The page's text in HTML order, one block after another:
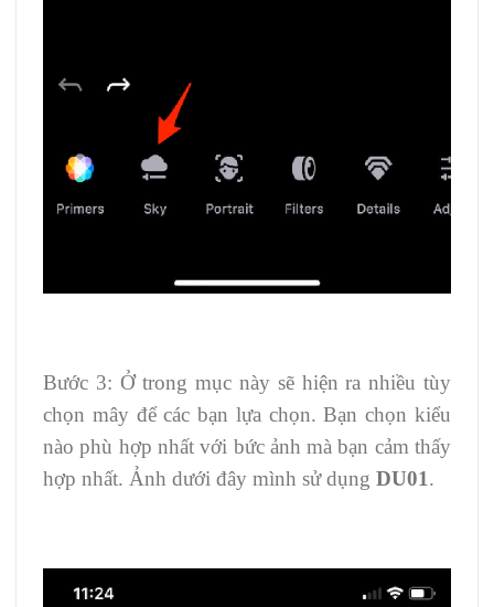
Bước 3: Ở trong mục này sẽ hiện ra nhiều tùy
chọn mây để các bạn lựa chọn. Bạn chọn kiểu
nào phù hợp nhất với bức ảnh mà bạn cảm thấy
hợp nhất. Ảnh dưới đây mình sử dụng DU01.